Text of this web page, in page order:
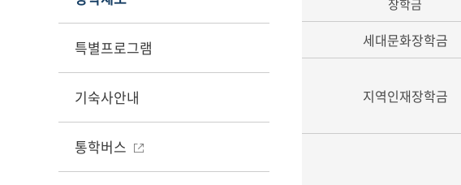
특별프로그램
기숙사안내
통학버스
장학금
세대문화장학금
지역인재장학금